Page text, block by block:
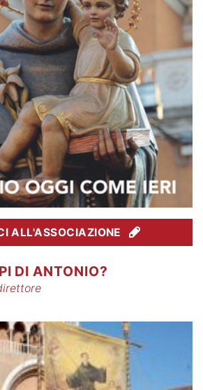
ALL'ASSOCIAZIONE
DI ANTONIO?